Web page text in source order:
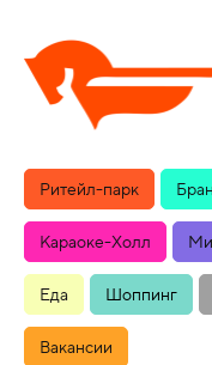
Ритейл-парк
Караоке-Холл
Еда Шоппинг
Вакансии